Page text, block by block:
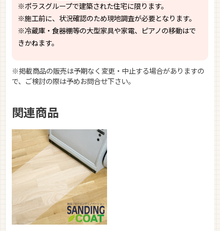
※ポラスグループで建築された住宅に限ります。
※施工前に、状況確認のため現地調査が必要となります。
※冷蔵庫・食器棚等の大型家具や家電、ピアノの移動はで
きかねます。
※掲載商品の販売は予期なく変更・中止する場合がありますの
で、ご検討の際は予めお問合せ下さい。
関連商品